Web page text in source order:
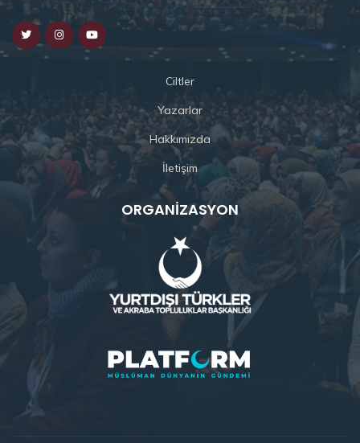
Ciltler
Yazarlar
Hakkımızda
İletişim
ORGANIZASYON